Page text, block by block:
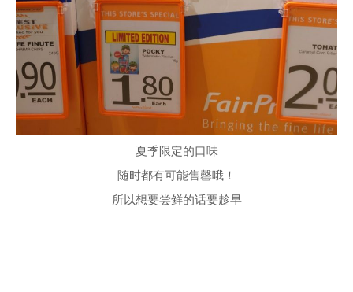
夏季限定的口味
随时都有可能售罄哦！
所以想要尝鲜的话要趁早